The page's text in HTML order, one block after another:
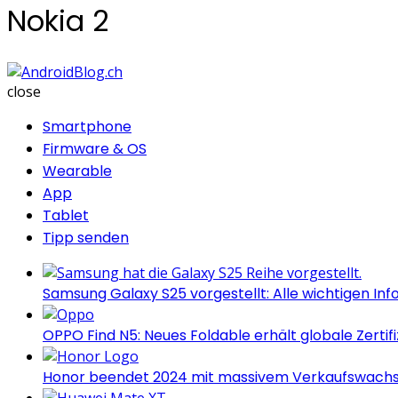
Nokia 2
close
Smartphone
Firmware & OS
Wearable
App
Tablet
Tipp senden
Samsung Galaxy S25 vorgestellt: Alle wichtigen
OPPO Find N5: Neues Foldable erhält globale
Honor beendet 2024 mit massivem